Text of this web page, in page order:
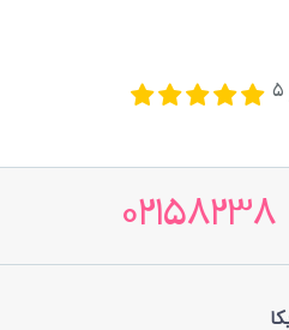
5
02158238